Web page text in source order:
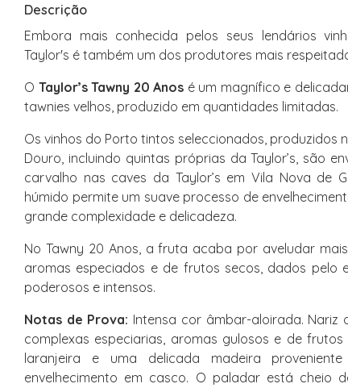
Descrição
Embora mais conhecida pelos seus lendários
Taylor's é também um dos produtores mais
O Taylor’s Tawny 20 Anos é um magnífico e
tawnies velhos, produzido em quantidades limitadas.
Os vinhos do Porto tintos seleccionados, produzidos
Douro, incluindo quintas próprias da Taylor’s, são
carvalho nas caves da Taylor’s em Vila Nova de
húmido permite um suave processo de
grande complexidade e delicadeza.
No Tawny 20 Anos, a fruta acaba por aveludar
aromas especiados e de frutos secos, dados pelo
poderosos e intensos.
Notas de Prova: Intensa cor âmbar-aloirada. Nariz
complexas especiarias, aromas gulosos e de
laranjeira e uma delicada madeira
envelhecimento em casco. O paladar está cheio